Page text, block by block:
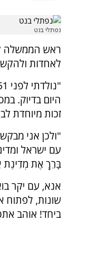
נפתלי בנט
לאחדות
היום בדיוק.
זכות מיוחדת
"ולכן אני
עם ישראל
בָּרֵךְ אֶת מְדִינַת
אנא, עם יקר
שונות, לפתוח
ביחד! אוהב